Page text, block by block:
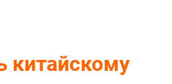
китайскому